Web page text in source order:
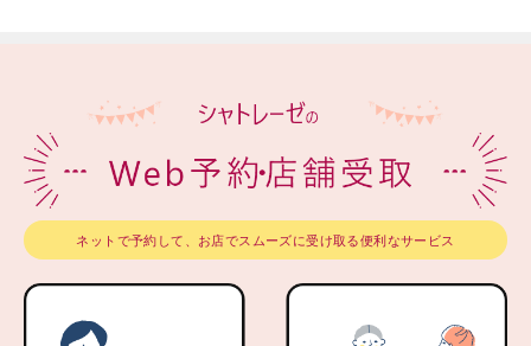
ネットで予約して、お店でスムーズに受け取る便利なサービス